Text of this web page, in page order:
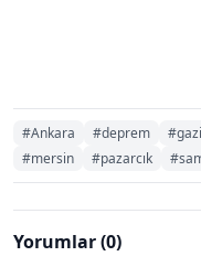
#Ankara #deprem
#mersin
#pazarcık
Yorumlar (0)